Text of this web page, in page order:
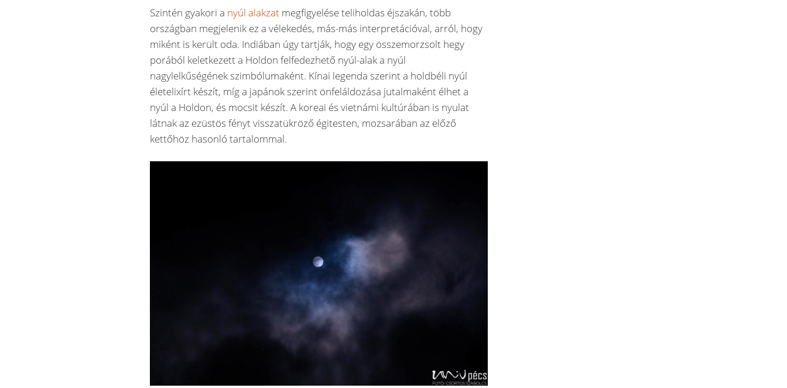
Szintén gyakori a nyúl alakzat megfigyelése teliholdas éjszakán, több
országban megjelenik ez a vélekedés, más-más interpretációval, arról, hogy
miként is került oda. Indiában úgy tartják, hogy egy összemorzsolt hegy
porából keletkezett a Holdon felfedezhető nyúl-alak a nyúl
nagylelkűségének szimbólumaként. Kínai legenda szerint a holdbéli nyúl
életelixírt készít, míg a japánok szerint önfeláldozása jutalmaként élhet a
nyúl a Holdon, és mocsit készít. A koreai és vietnámi kultúrában is nyulat
látnak az ezüstös fényt visszatükröző égitesten, mozsarában az előző
kettőhöz hasonló tartalommal.